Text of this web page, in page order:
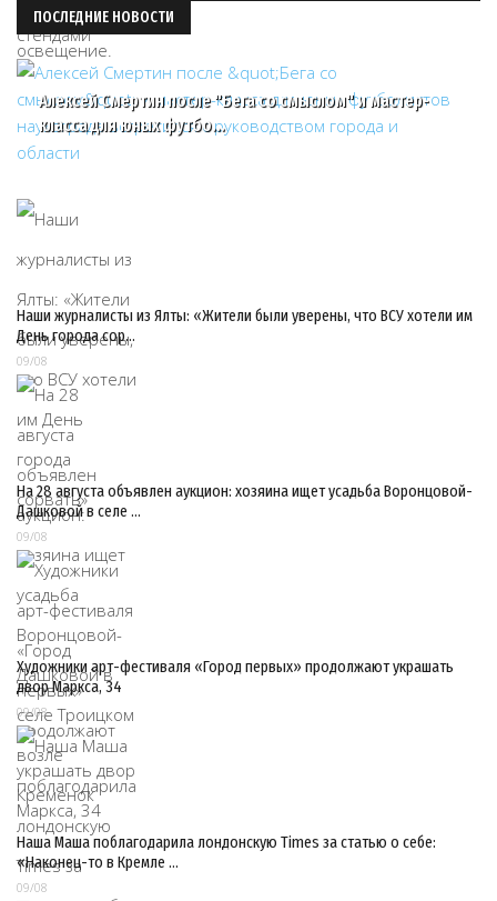
ПОСЛЕДНИЕ НОВОСТИ
Алексей Смертин после "Бега со смыслом" и мастер-
класса для юных футбо…
Наши журналисты из Ялты: «Жители были уверены, что ВСУ хотели им
День города сор…
09/08
На 28 августа объявлен аукцион: хозяина ищет усадьба Воронцовой-
Дашковой в селе …
09/08
Художники арт-фестиваля «Город первых» продолжают украшать
двор Маркса, 34
09/08
Наша Маша поблагодарила лондонскую Times за статью о себе:
«Наконец-то в Кремле …
09/08